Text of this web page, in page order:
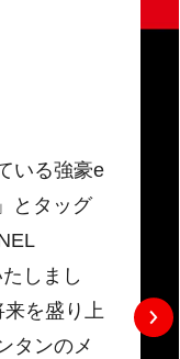
いる強豪e
とタッグ
しまし
を盛り上
タンのメ